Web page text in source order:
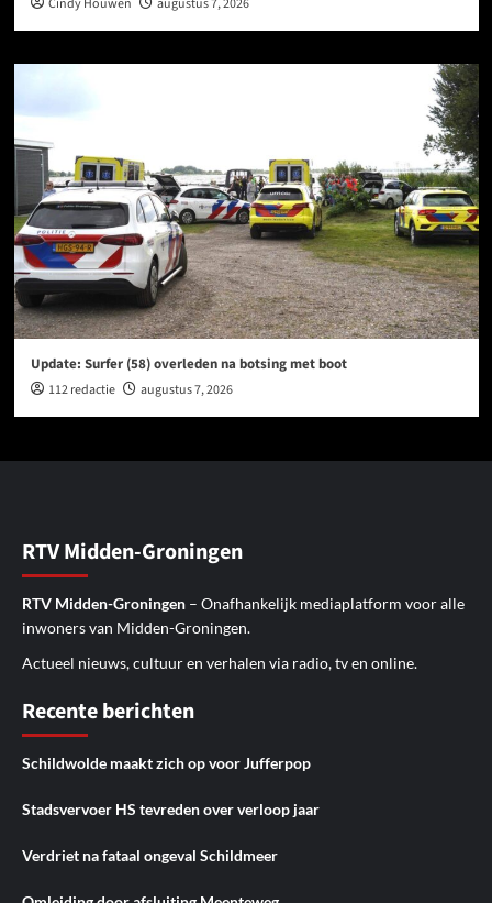
Update: Surfer (58) overleden na botsing met boot
112 redactie augustus 7, 2026
RTV Midden-Groningen
RTV Midden-Groningen – Onafhankelijk mediaplatform voor alle
inwoners van Midden-Groningen.
Actueel nieuws, cultuur en verhalen via radio, tv en online.
Recente berichten
Schildwolde maakt zich op voor Jufferpop
Stadsvervoer HS tevreden over verloop jaar
Verdriet na fataal ongeval Schildmeer